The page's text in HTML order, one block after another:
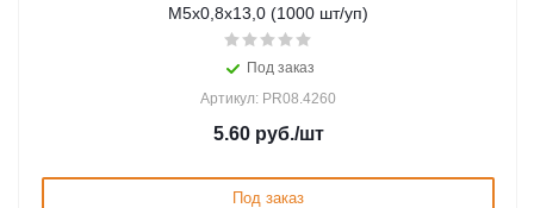
М5х0,8х13,0 (1000 шт/уп)
Под заказ
Артикул: PR08.4260
5.60руб./шт
Под заказ